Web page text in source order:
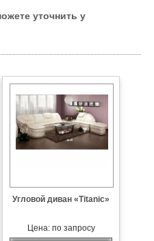
уточнить у
Угловой диван «Titanic»
Цена: по запросу